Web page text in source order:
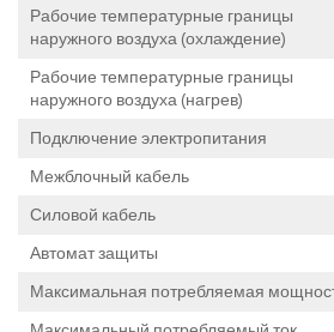
Рабочие температурные границы
наружного воздуха (охлаждение)
Рабочие температурные границы
наружного воздуха (нагрев)
Подключение электропитания
Межблочный кабель
Силовой кабель
Автомат защиты
Максимальная потребляемая